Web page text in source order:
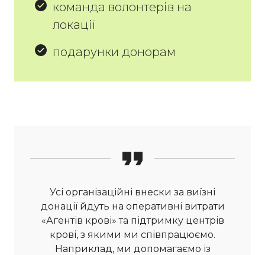
команда волонтерів на
локації
подарунки донорам
Усі організаційні внески за виїзні
донації йдуть на оперативні витрати
«Агентів крові» та підтримку центрів
крові, з якими ми співпрацюємо.
Наприклад, ми допомагаємо із